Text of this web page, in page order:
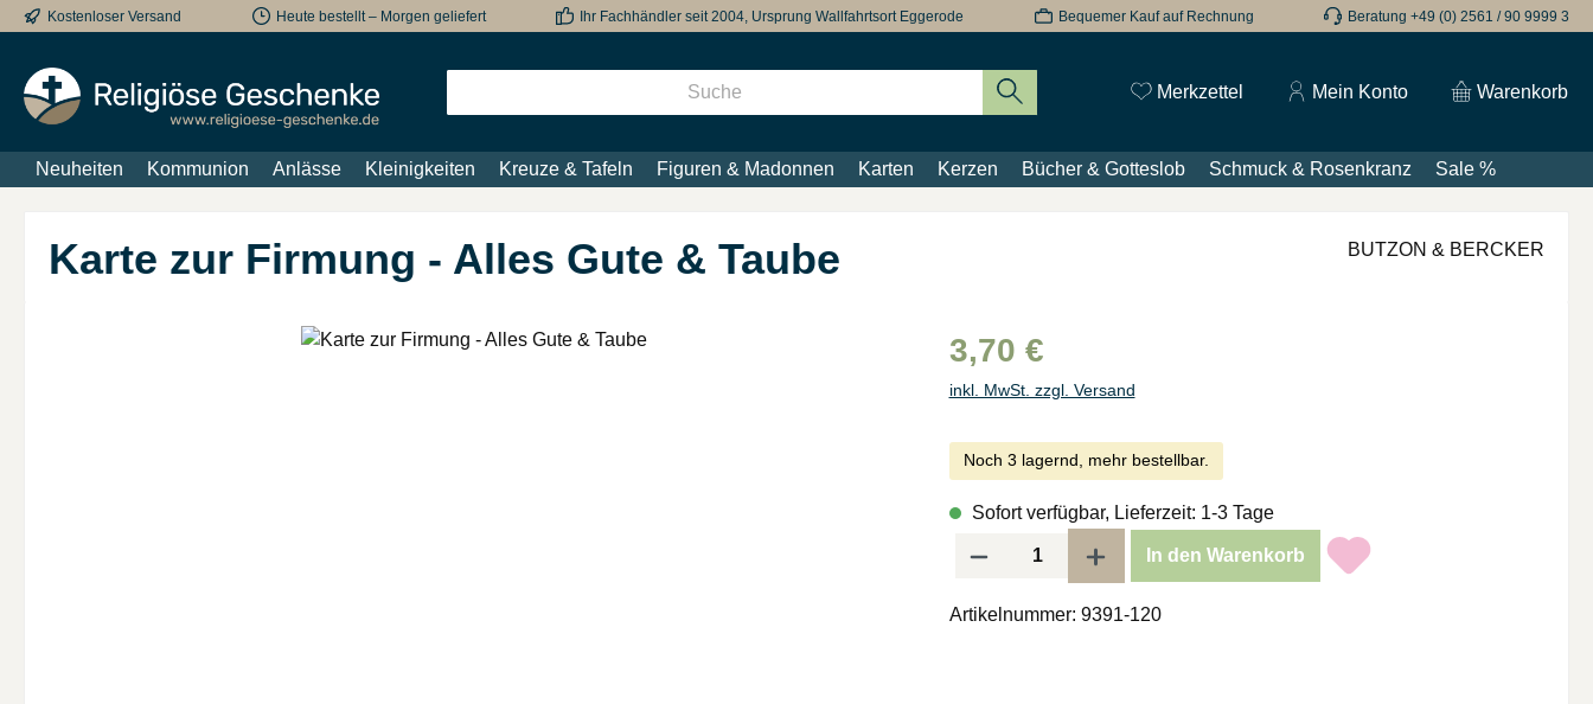
Hauptinhalt springen
Zur Suche springen
Zur Hauptnavigation springen
Kostenloser Versand Heute bestellt – Morgen geliefert Ihr Fachhändler seit 2004, Ursprung Wallfahrtsort Eggerode Bequemer Kauf auf Rechnung Beratung +49 (0) 2561 / 90 9999 3
Merkzettel Du hast 0 Produkte auf dem Merkzettel
Mein Konto Warenkorb
Neuheiten Kommunion Anlässe Kleinigkeiten Kreuze & Tafeln Figuren & Madonnen Karten Kerzen Bücher & Gotteslob Schmuck & Rosenkranz Sale %
Karte zur Firmung - Alles Gute & Taube BUTZON & BERCKER
3,70 €
inkl. MwSt. zzgl. Versand
Noch 3 lagernd, mehr bestellbar.
Sofort verfügbar, Lieferzeit: 1-3 Tage
Produkt Anzahl: Gib den gewünschten Wert ein oder benutze die Schaltflächen um
In den Warenkorb
Artikelnummer: 9391-120